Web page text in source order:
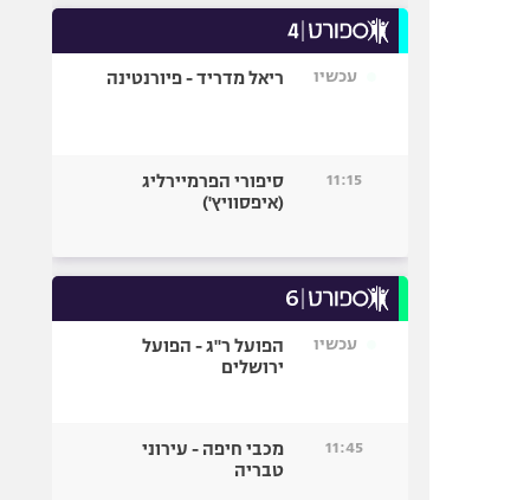
עכשיו ריאל מדריד - פיורנטינה
11:15
סיפורי הפרמיירליג
(איפסוויץ')
עכשיו
הפועל ר"ג - הפועל
ירושלים
11:45
מכבי חיפה - עירוני
טבריה